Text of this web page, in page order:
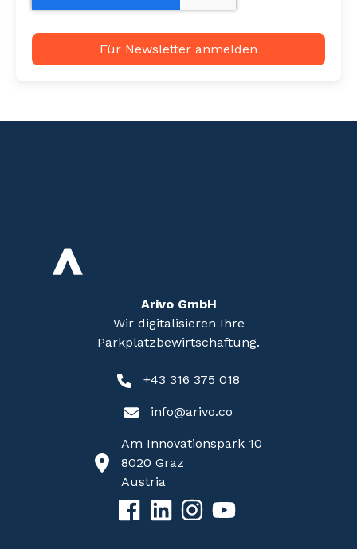
Arivo GmbH
Wir digitalisieren Ihre
Parkplatzbewirtschaftung.
+43 316 375 018
info@arivo.co
Am Innovationspark 10
8020 Graz
Austria